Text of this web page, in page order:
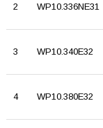
2 WP10.336NE31
3 WP10.340E32
4 WP10.380E32